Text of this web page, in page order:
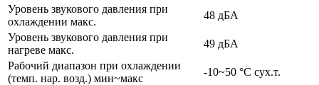
Уровень звукового давления при
охлаждении макс.
48 дБA
Уровень звукового давления при
нагреве макс.
49 дБA
Рабочий диапазон при охлаждении
(темп. нар. возд.) мин~макс
-10~50 °C cух.т.